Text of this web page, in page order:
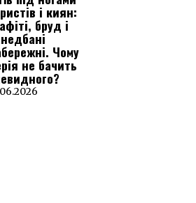
і киян:
бруд і
Чому
не бачить